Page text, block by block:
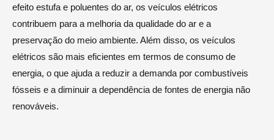
efeito estufa e poluentes do ar, os veículos elétricos
contribuem para a melhoria da qualidade do ar e a
preservação do meio ambiente. Além disso, os veículos
elétricos são mais eficientes em termos de consumo de
energia, o que ajuda a reduzir a demanda por combustíveis
fósseis e a diminuir a dependência de fontes de energia não
renováveis.